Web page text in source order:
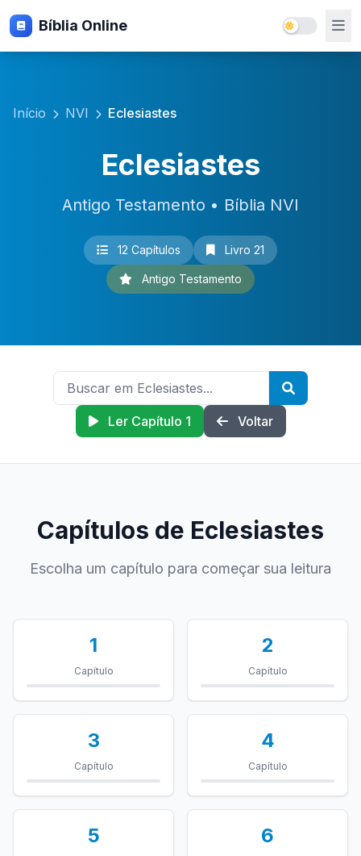
Bíblia Online
Início NVI Eclesiastes
Eclesiastes
Antigo Testamento • Bíblia NVI
12 Capítulos Livro 21
Antigo Testamento
Ler Capítulo 1 Voltar
Capítulos de Eclesiastes
Escolha um capítulo para começar sua leitura
1
Capítulo
2
Capítulo
3
Capítulo
4
Capítulo
5 6